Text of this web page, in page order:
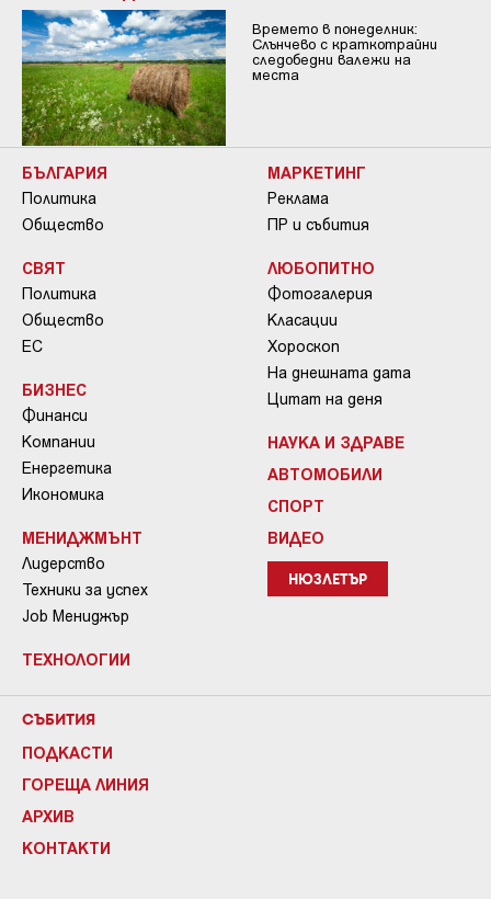
Времето в понеделник:
Слънчево с краткотрайни
следобедни валежи на
места
БЪЛГАРИЯ
Политика
Общество
СВЯТ
Политика
Общество
ЕС
БИЗНЕС
Финанси
Компании
Енергетика
Икономика
МЕНИДЖМЪНТ
Лидерство
Техники за успех
Job Мениджър
ТЕХНОЛОГИИ
МАРКЕТИНГ
Реклама
ПР и събития
ЛЮБОПИТНО
Фотогалерия
Класации
Хороскоп
На днешната дата
Цитат на деня
НАУКА И ЗДРАВЕ
АВТОМОБИЛИ
СПОРТ
ВИДЕО
НЮЗЛЕТЪР
СЪБИТИЯ
ПОДКАСТИ
ГОРЕЩА ЛИНИЯ
АРХИВ
КОНТАКТИ